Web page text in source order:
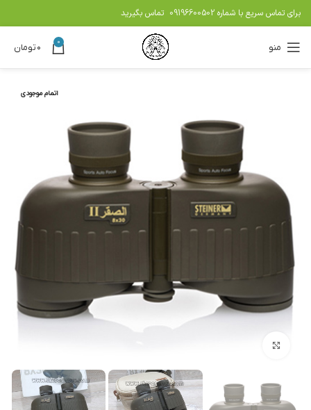
برای تماس سریع با شماره 09196600502 تماس بگیرید
منو 0 ۰تومان
اتمام موجودی